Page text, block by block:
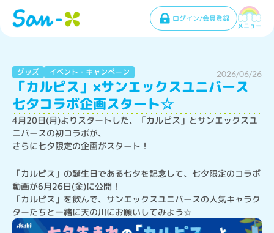
ログイン/会員登録
メニュー
グッズ イベント・キャンペーン 2026/06/26
「カルピス」×サンエックスユニバース
七夕コラボ企画スタート☆
4月20日(月)よりスタートした、「カルピス」とサンエックスユ
ニバースの初コラボが、
さらに七夕限定の企画がスタート！
「カルピス」の誕生日である七夕を記念して、七夕限定のコラボ
動画が6月26日(金)に公開！
「カルピス」を飲んで、サンエックスユニバースの人気キャラク
ターたちと一緒に天の川にお願いしてみよう☆